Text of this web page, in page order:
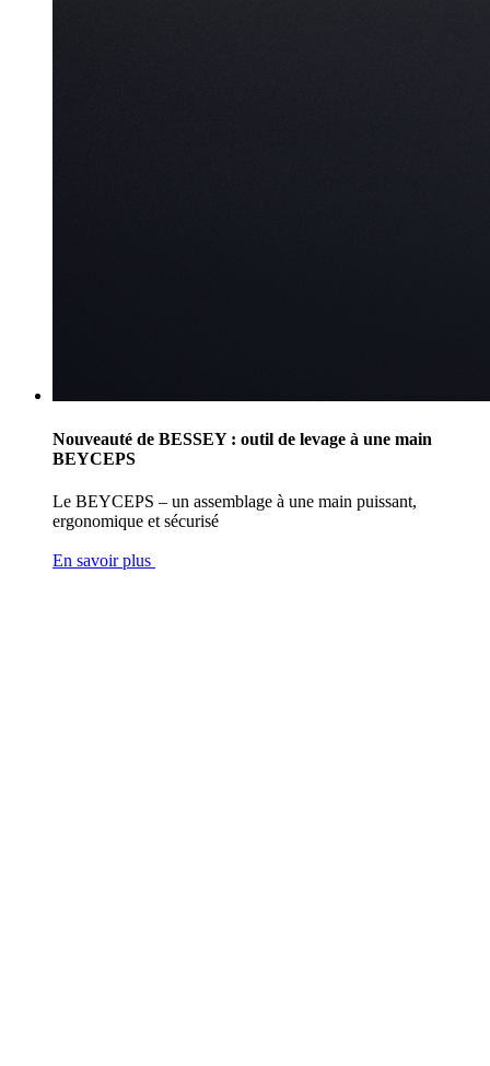
Nouveauté de BESSEY : outil de levage à une main
BEYCEPS
Le BEYCEPS – un assemblage à une main puissant,
ergonomique et sécurisé
En savoir plus